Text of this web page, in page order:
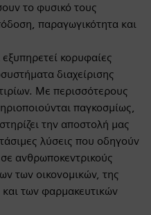
το φυσικό τους
παραγωγικότητα και
κορυφαίες
διαχείρισης
Με περισσότερους
παγκοσμίως,
την αποστολή μας
λύσεις που οδηγούν
ανθρωποκεντρικούς
των οικονομικών, της
των φαρμακευτικών